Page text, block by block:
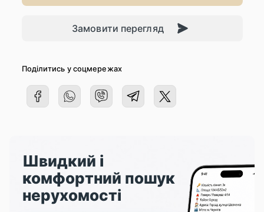
Замовити перегляд
Поділитись у соцмережах
Швидкий і
комфортний пошук
нерухомості